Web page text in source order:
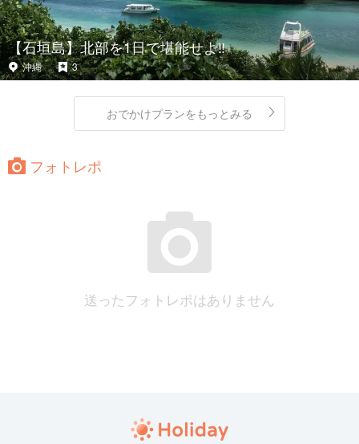
【石垣島】北部を1日で堪能せよ‼️
沖縄 3
おでかけプランをもっとみる
フォトレポ
送ったフォトレポはありません